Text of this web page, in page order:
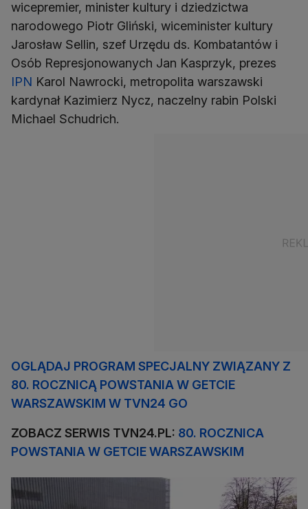
wicepremier, minister kultury i dziedzictwa
narodowego Piotr Gliński, wiceminister kultury
Jarosław Sellin, szef Urzędu ds. Kombatantów i
Osób Represjonowanych Jan Kasprzyk, prezes
IPN Karol Nawrocki, metropolita warszawski
kardynał Kazimierz Nycz, naczelny rabin Polski
Michael Schudrich.
OGLĄDAJ PROGRAM SPECJALNY ZWIĄZANY Z
80. ROCZNICĄ POWSTANIA W GETCIE
WARSZAWSKIM W TVN24 GO
ZOBACZ SERWIS TVN24.PL: 80. ROCZNICA
POWSTANIA W GETCIE WARSZAWSKIM